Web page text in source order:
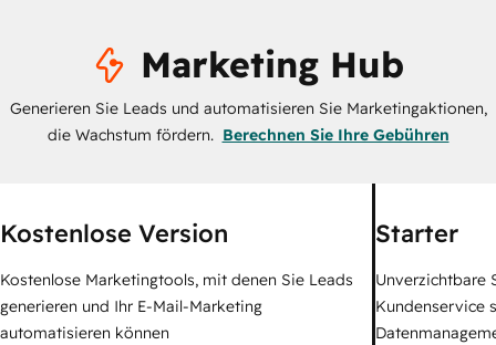
Marketing Hub
Generieren Sie Leads und automatisieren Sie Marketingaktionen,
die Wachstum fördern. Berechnen Sie Ihre Gebühren
Kostenlose Version
Kostenlose Marketingtools, mit denen Sie Leads
generieren und Ihr E-Mail-Marketing
automatisieren können
Starter
Unverzichtbare
Kundenservice